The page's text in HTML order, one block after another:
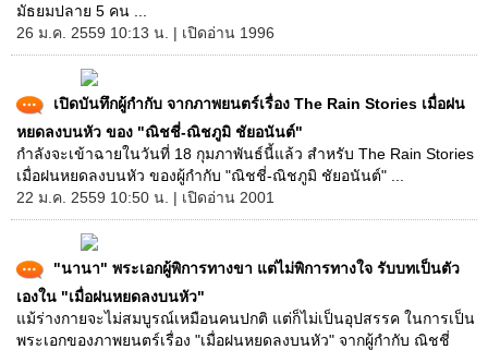
มัธยมปลาย 5 คน ...
26 ม.ค. 2559 10:13 น. | เปิดอ่าน 1996
เปิดบันทึกผู้กำกับ จากภาพยนตร์เรื่อง The Rain Stories เมื่อฝน
หยดลงบนหัว ของ "ณิชชี่-ณิชภูมิ ชัยอนันต์"
กำลังจะเข้าฉายในวันที่ 18 กุมภาพันธ์นี้แล้ว สำหรับ The Rain Stories
เมื่อฝนหยดลงบนหัว ของผู้กำกับ "ณิชชี่-ณิชภูมิ ชัยอนันต์" ...
22 ม.ค. 2559 10:50 น. | เปิดอ่าน 2001
"นานา" พระเอกผู้พิการทางขา แต่ไม่พิการทางใจ รับบทเป็นตัว
เองใน "เมื่อฝนหยดลงบนหัว"
แม้ร่างกายจะไม่สมบูรณ์เหมือนคนปกติ แต่ก็ไม่เป็นอุปสรรค ในการเป็น
พระเอกของภาพยนตร์เรื่อง "เมื่อฝนหยดลงบนหัว" จากผู้กำกับ ณิชชี่